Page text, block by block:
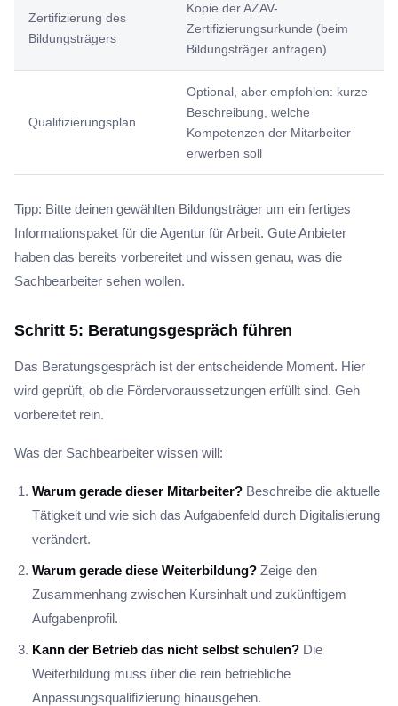
Zertifizierung des
Bildungsträgers
Kopie der AZAV-
Zertifizierungsurkunde (beim
Bildungsträger anfragen)
Qualifizierungsplan
Optional, aber empfohlen: kurze
Beschreibung, welche
Kompetenzen der Mitarbeiter
erwerben soll
Tipp: Bitte deinen gewählten Bildungsträger um ein fertiges
Informationspaket für die Agentur für Arbeit. Gute Anbieter
haben das bereits vorbereitet und wissen genau, was die
Sachbearbeiter sehen wollen.
Schritt 5: Beratungsgespräch führen
Das Beratungsgespräch ist der entscheidende Moment. Hier
wird geprüft, ob die Fördervoraussetzungen erfüllt sind. Geh
vorbereitet rein.
Was der Sachbearbeiter wissen will:
Warum gerade dieser Mitarbeiter? Beschreibe die aktuelle
Tätigkeit und wie sich das Aufgabenfeld durch Digitalisierung
verändert.
Warum gerade diese Weiterbildung? Zeige den
Zusammenhang zwischen Kursinhalt und zukünftigem
Aufgabenprofil.
Kann der Betrieb das nicht selbst schulen? Die
Weiterbildung muss über die rein betriebliche
Anpassungsqualifizierung hinausgehen.